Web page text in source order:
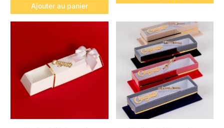
Ajouter au panier